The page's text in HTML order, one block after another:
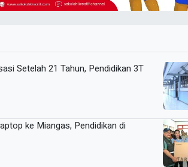
Setelah 21 Tahun, Pendidikan 3T
ke Miangas, Pendidikan di